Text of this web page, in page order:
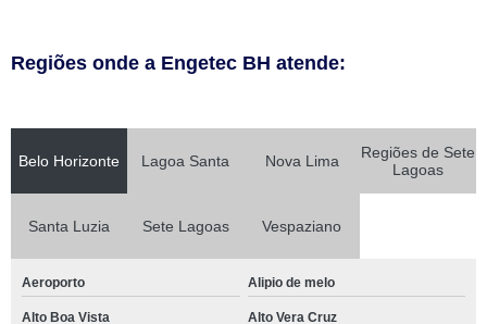
Regiões onde a Engetec BH atende:
Belo Horizonte Lagoa Santa Nova Lima
Regiões de Sete
Lagoas
Santa Luzia Sete Lagoas Vespaziano
Aeroporto Alipio de melo
Alto Boa Vista Alto Vera Cruz